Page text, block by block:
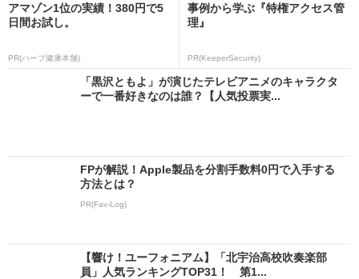
アマゾン1位の実績！380円で5
日間お試し。
PR(ハーブ健康本舗)
事例から学ぶ『特権アクセス管
理』
PR(KeeperSecurity)
「黒沢ともよ」が演じたテレビアニメのキャラクタ
ーで一番好きなのは誰？【人気投票実...
FPが解説！Apple製品を分割手数料0円で入手する
方法とは？
PR(Fav-Log)
【響け！ユーフォニアム】「北宇治高校吹奏楽部
員」人気ランキングTOP31！ 第1...